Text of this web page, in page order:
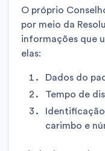
O próprio
por meio da
informações que
elas:
Dados do
Tempo de
carimbo e